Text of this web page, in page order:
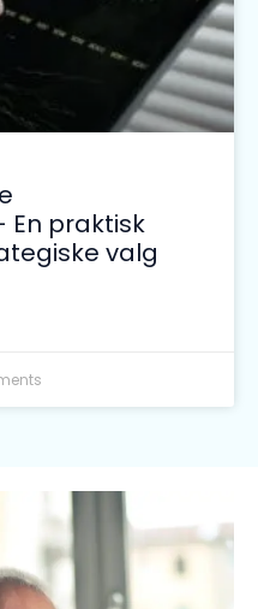
praktisk
valg